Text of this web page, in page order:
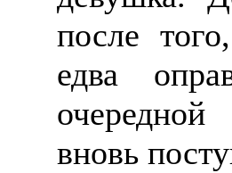
после
едва
вновь